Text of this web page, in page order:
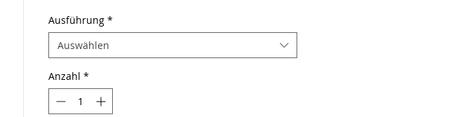
Ausführung *
Auswählen
Anzahl *